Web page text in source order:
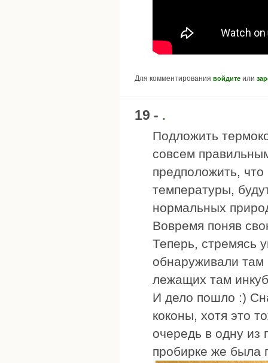
Для комментирования войдите или
19 - .
Подложить
совсем
предположить,
температуры,
нормальных
Вовремя поняв
Теперь, стремясь
обнаруживали
лежащих там
И дело пошло :)
коконы, хотя это
очередь в одну из
пробирке же была